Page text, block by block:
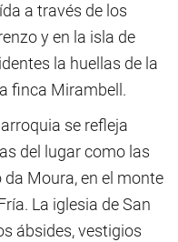
a través de los
y en la isla de
la huellas de la
finca Mirambell.
se refleja
del lugar como las
Moura, en el monte
La iglesia de San
ábsides, vestigios